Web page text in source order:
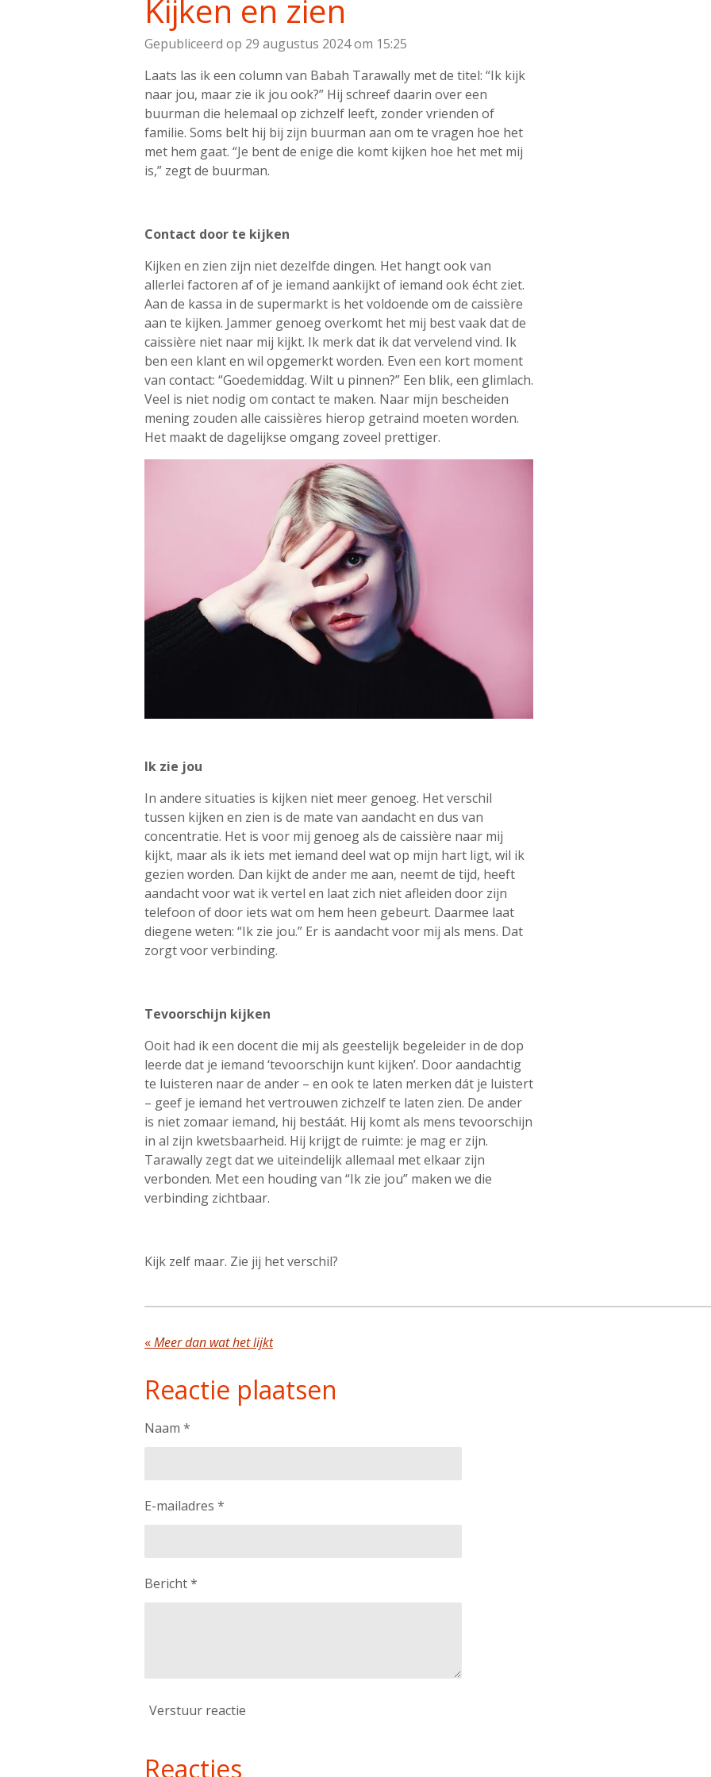
Kijken en zien
Gepubliceerd op 29 augustus 2024 om 15:25
Laats las ik een column van Babah Tarawally met de titel: “Ik kijk
naar jou, maar zie ik jou ook?” Hij schreef daarin over een
buurman die helemaal op zichzelf leeft, zonder vrienden of
familie. Soms belt hij bij zijn buurman aan om te vragen hoe het
met hem gaat. “Je bent de enige die komt kijken hoe het met mij
is,” zegt de buurman.
Contact door te kijken
Kijken en zien zijn niet dezelfde dingen. Het hangt ook van
allerlei factoren af of je iemand aankijkt of iemand ook écht ziet.
Aan de kassa in de supermarkt is het voldoende om de caissière
aan te kijken. Jammer genoeg overkomt het mij best vaak dat de
caissière niet naar mij kijkt. Ik merk dat ik dat vervelend vind. Ik
ben een klant en wil opgemerkt worden. Even een kort moment
van contact: “Goedemiddag. Wilt u pinnen?” Een blik, een glimlach.
Veel is niet nodig om contact te maken. Naar mijn bescheiden
mening zouden alle caissières hierop getraind moeten worden.
Het maakt de dagelijkse omgang zoveel prettiger.
Ik zie jou
In andere situaties is kijken niet meer genoeg. Het verschil
tussen kijken en zien is de mate van aandacht en dus van
concentratie. Het is voor mij genoeg als de caissière naar mij
kijkt, maar als ik iets met iemand deel wat op mijn hart ligt, wil ik
gezien worden. Dan kijkt de ander me aan, neemt de tijd, heeft
aandacht voor wat ik vertel en laat zich niet afleiden door zijn
telefoon of door iets wat om hem heen gebeurt. Daarmee laat
diegene weten: “Ik zie jou.” Er is aandacht voor mij als mens. Dat
zorgt voor verbinding.
Tevoorschijn kijken
Ooit had ik een docent die mij als geestelijk begeleider in de dop
leerde dat je iemand ‘tevoorschijn kunt kijken’. Door aandachtig
te luisteren naar de ander – en ook te laten merken dát je luistert
– geef je iemand het vertrouwen zichzelf te laten zien. De ander
is niet zomaar iemand, hij bestáát. Hij komt als mens tevoorschijn
in al zijn kwetsbaarheid. Hij krijgt de ruimte: je mag er zijn.
Tarawally zegt dat we uiteindelijk allemaal met elkaar zijn
verbonden. Met een houding van “Ik zie jou” maken we die
verbinding zichtbaar.
Kijk zelf maar. Zie jij het verschil?
«Meer dan wat het lijkt
Reactie plaatsen
Naam *
E-mailadres *
Bericht *
Verstuur reactie
Reacties